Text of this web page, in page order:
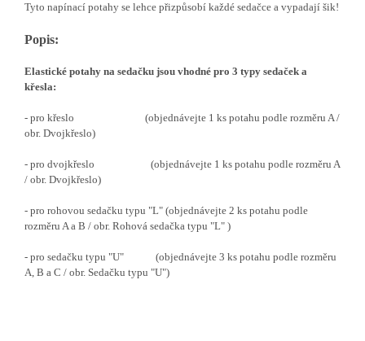
Tyto napínací potahy se lehce přizpůsobí každé sedačce a vypadají šik!
Popis:
Elastické potahy na sedačku jsou vhodné pro 3 typy sedaček a
křesla:
- pro křeslo (objednávejte 1 ks potahu podle rozměru A /
obr. Dvojkřeslo)
- pro dvojkřeslo (objednávejte 1 ks potahu podle rozměru A
/ obr. Dvojkřeslo)
- pro rohovou sedačku typu "L" (objednávejte 2 ks potahu podle
rozměru A a B / obr. Rohová sedačka typu "L" )
- pro sedačku typu "U" (objednávejte 3 ks potahu podle rozměru
A, B a C / obr. Sedačku typu "U")